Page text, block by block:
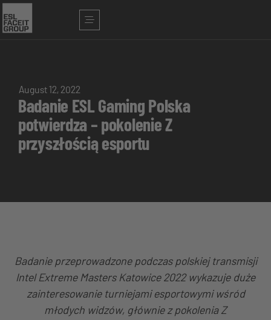
August 12, 2022
Badanie ESL Gaming Polska
potwierdza – pokolenie Z
przyszłością esportu
Badanie przeprowadzone podczas polskiej transmisji
Intel Extreme Masters Katowice 2022 wykazuje duże
zainteresowanie turniejami esportowymi wśród
młodych widzów, głównie z pokolenia Z